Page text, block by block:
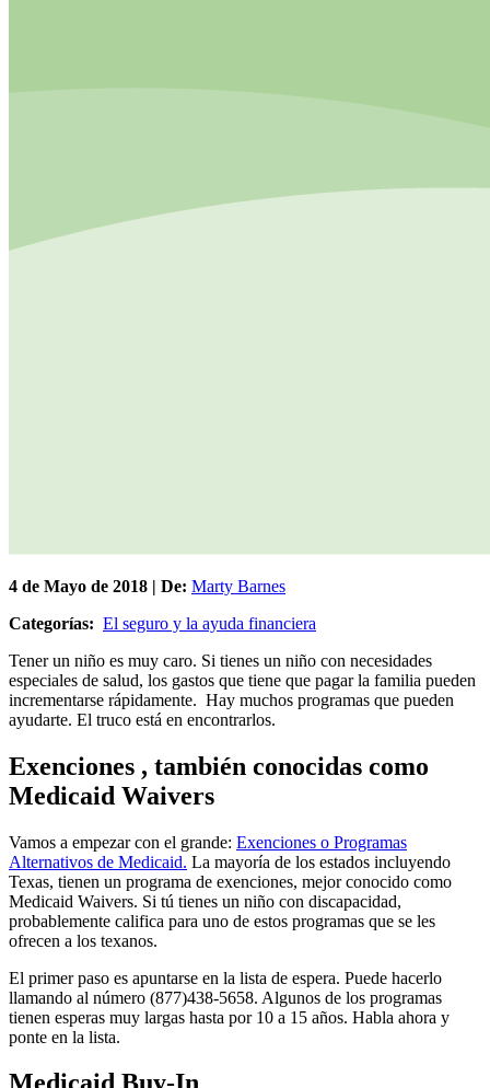
4 de Mayo de 2018 | De: Marty Barnes
Categorías: El seguro y la ayuda financiera
Tener un niño es muy caro. Si tienes un niño con necesidades
especiales de salud, los gastos que tiene que pagar la familia pueden
incrementarse rápidamente. Hay muchos programas que pueden
ayudarte. El truco está en encontrarlos.
Exenciones , también conocidas como
Medicaid Waivers
Vamos a empezar con el grande: Exenciones o Programas
Alternativos de Medicaid. La mayoría de los estados incluyendo
Texas, tienen un programa de exenciones, mejor conocido como
Medicaid Waivers. Si tú tienes un niño con discapacidad,
probablemente califica para uno de estos programas que se les
ofrecen a los texanos.
El primer paso es apuntarse en la lista de espera. Puede hacerlo
llamando al número (877)438-5658. Algunos de los programas
tienen esperas muy largas hasta por 10 a 15 años. Habla ahora y
ponte en la lista.